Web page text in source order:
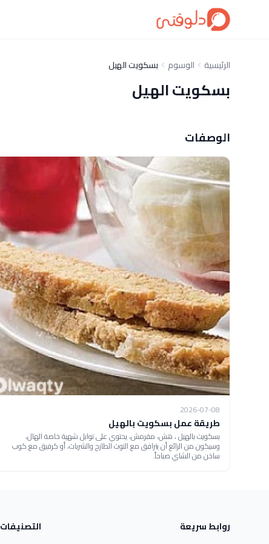
الرئيسية الوسوم بسكويت الهيل
بسكويت الهيل
الوصفات
2026-07-08
طريقة عمل بسكويت بالهيل
بسكويت بالهيل ، هش، مقرمش، يحتوي على توابل شهية خاصة الهال،
وسيكون من الرائع أن يترافق مع التوت الطازج والشربات، أو كرفيق مع كوب
ساخن من الشاي صباحاً.
روابط سريعة
التصنيفات